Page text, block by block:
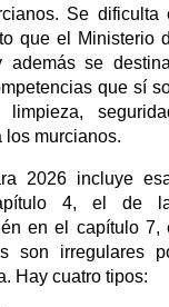
Se dificulta
que el Ministerio
además se
que sí
los murcianos.
2026 incluye
4, el de
en el capítulo 7,
son irregulares
Hay cuatro tipos: